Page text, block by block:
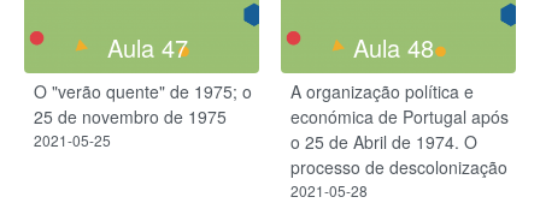
Aula 47
O "verão quente" de 1975; o
25 de novembro de 1975
2021-05-25
Aula 48
A organização política e
económica de Portugal após
o 25 de Abril de 1974. O
processo de descolonização
2021-05-28